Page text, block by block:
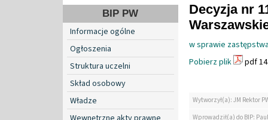
BIP PW
Informacje ogólne
Ogłoszenia
Struktura uczelni
Skład osobowy
Władze
Decyzja nr
w sprawie
Pobierz plik
pdf
Wytworzył(a): JM Rektor
Wprowadził(a) do BIP: